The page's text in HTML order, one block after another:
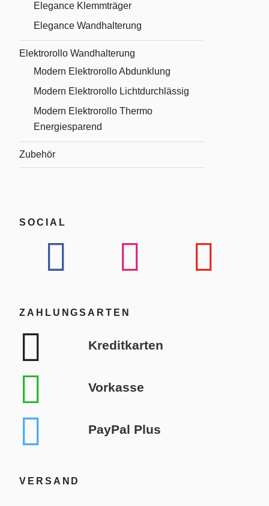
Elegance Klemmträger
Elegance Wandhalterung
Elektrorollo Wandhalterung
Modern Elektrorollo Abdunklung
Modern Elektrorollo Lichtdurchlässig
Modern Elektrorollo Thermo
Energiesparend
Zubehör
SOCIAL
ZAHLUNGSARTEN
Kreditkarten
Vorkasse
PayPal Plus
VERSAND